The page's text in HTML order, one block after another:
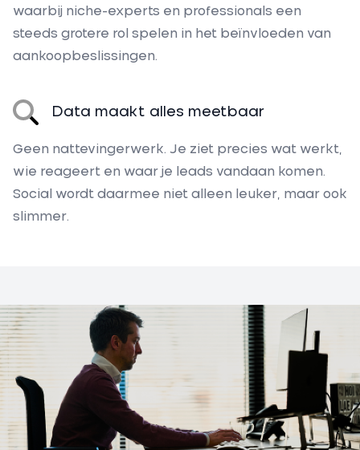
waarbij niche-experts en professionals een
steeds grotere rol spelen in het beïnvloeden van
aankoopbeslissingen.
Data maakt alles meetbaar
Geen nattevingerwerk. Je ziet precies wat werkt,
wie reageert en waar je leads vandaan komen.
Social wordt daarmee niet alleen leuker, maar ook
slimmer.